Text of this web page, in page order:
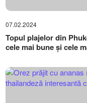
07.02.2024
Topul plajelor din
cele mai bune și cele